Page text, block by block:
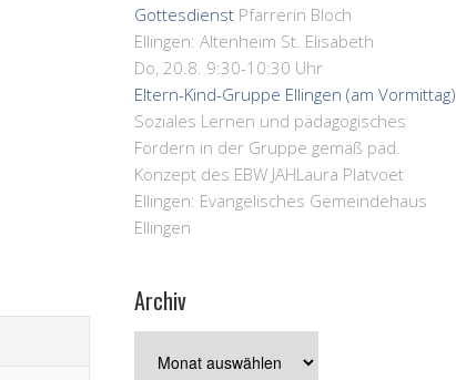
Gottesdienst Pfarrerin Bloch
Ellingen: Altenheim St. Elisabeth
Do, 20.8. 9:30-10:30 Uhr
Eltern-Kind-Gruppe Ellingen (am Vormittag)
Soziales Lernen und pädagogisches
Fördern in der Gruppe gemäß päd.
Konzept des EBW JAHLaura Platvoet
Ellingen: Evangelisches Gemeindehaus
Ellingen
Archiv